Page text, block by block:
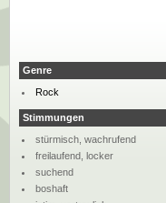
Genre
Rock
Stimmungen
stürmisch, wachrufend
freilaufend, locker
suchend
boshaft